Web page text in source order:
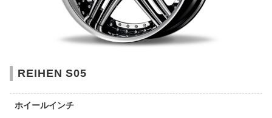
REIHEN S05
ホイールインチ